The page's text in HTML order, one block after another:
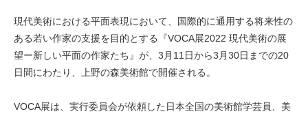
現代美術における平面表現において、国際的に通用する将来性の
ある若い作家の支援を目的とする『VOCA展2022 現代美術の展
望ー新しい平面の作家たち』が、3月11日から3月30日までの20
日間にわたり、上野の森美術館で開催される。
VOCA展は、実行委員会が依頼した日本全国の美術館学芸員、美